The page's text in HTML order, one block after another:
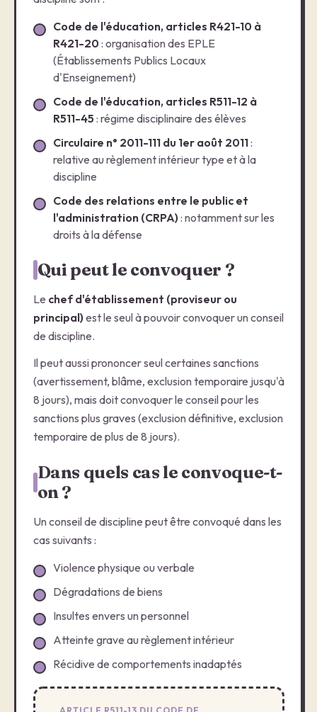
Code de l'éducation, articles R421-10 à
R421-20 : organisation des EPLE
(Établissements Publics Locaux
d'Enseignement)
Code de l'éducation, articles R511-12 à
R511-45 : régime disciplinaire des élèves
Circulaire n° 2011-111 du 1er août 2011:
relative au règlement intérieur type et à la
discipline
Code des relations entre le public et
l'administration (CRPA) : notamment sur les
droits à la défense
Qui peut le convoquer ?
Le chef d'établissement (proviseur ou
principal) est le seul à pouvoir convoquer un conseil
de discipline.
Il peut aussi prononcer seul certaines sanctions
(avertissement, blâme, exclusion temporaire jusqu'à
8 jours), mais doit convoquer le conseil pour les
sanctions plus graves (exclusion définitive, exclusion
temporaire de plus de 8 jours).
Dans quels cas le convoque-t-
on ?
Un conseil de discipline peut être convoqué dans les
cas suivants :
Violence physique ou verbale
Dégradations de biens
Insultes envers un personnel
Atteinte grave au règlement intérieur
Récidive de comportements inadaptés
ARTICLE R511-13 DU CODE DE